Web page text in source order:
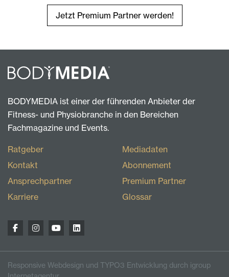
Jetzt Premium Partner werden!
BODYMEDIA ist einer der führenden Anbieter der
Fitness- und Physiobranche in den Bereichen
Fachmagazine und Events.
Ratgeber
Kontakt
Ansprechpartner
Karriere
Mediadaten
Abonnement
Premium Partner
Glossar
Responsive Webdesign und TYPO3 Entwicklung durch igroup